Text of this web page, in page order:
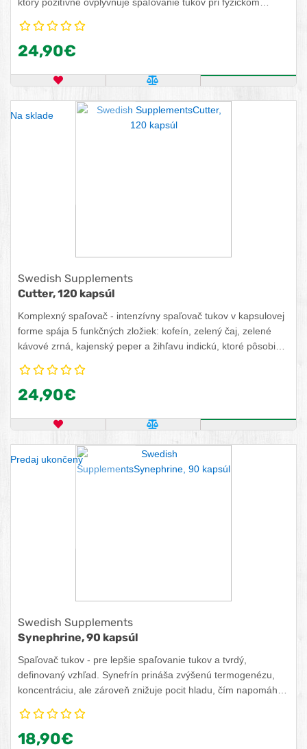
24,90€
OBĽÚBENÝ PRODUKTPOROVNAŤ PRODUKTKÚPIŤ
Na sklade
Swedish Supplements
Cutter, 120 kapsúl
Komplexný spaľovač - intenzívny spaľovač tukov v kapsulovej
forme spája 5 funkčných zložiek: kofeín, zelený čaj, zelené
kávové zrná, kajenský peper a žihľavu indickú, ktoré pôsobia
24,90€
OBĽÚBENÝ PRODUKTPOROVNAŤ PRODUKTKÚPIŤ
Predaj ukončený
Swedish Supplements
Synephrine, 90 kapsúl
Spaľovač tukov - pre lepšie spaľovanie tukov a tvrdý,
definovaný vzhľad. Synefrín prináša zvýšenú termogenézu,
koncentráciu, ale zároveň znižuje pocit hladu, čím napomáha
18,90€